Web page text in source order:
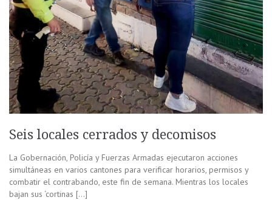
Seis locales cerrados y decomisos
La Gobernación, Policía y Fuerzas Armadas ejecutaron acciones
simultáneas en varios cantones para verificar horarios, permisos y
combatir el contrabando, este fin de semana. Mientras los locales
bajan sus ‘cortinas […]